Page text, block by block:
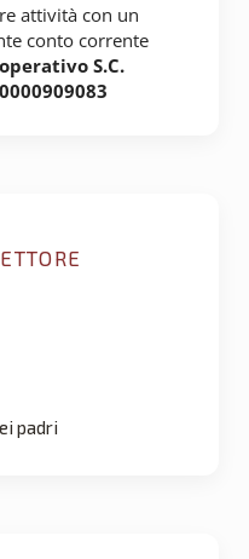
attività con un
conto corrente
S.C.
padri